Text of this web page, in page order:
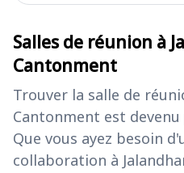
Salles de réunion à
Cantonment
Trouver la salle de
Cantonment est
Que vous ayez besoin
collaboration à